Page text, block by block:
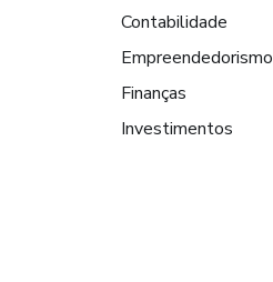
Contabilidade
Empreendedorismo
Finanças
Investimentos